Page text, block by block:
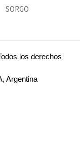
SORGO
los derechos
Argentina